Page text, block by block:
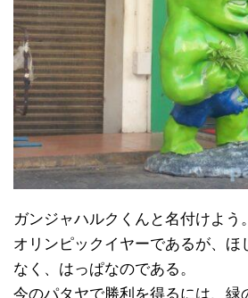
ガンジャハルクくんと名付けよう。
オリンピックイヤーであるが、ほ
なく、はっぱなのである。
今のパタヤで勝利を得るには、緑